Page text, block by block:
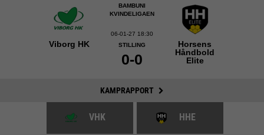
Viborg HK
BAMBUNI
KVINDELIGAEN
06-01-27 18:30
STILLING
0-0
Horsens
Håndbold
Elite
KAMPRAPPORT
VHK HHE